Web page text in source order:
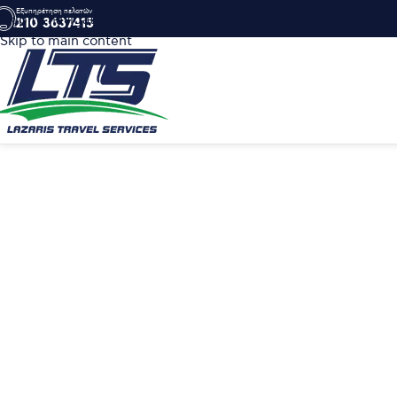
Skip to navigation
Skip to main content
Εξυπηρέτηση πελατών
210 3637415